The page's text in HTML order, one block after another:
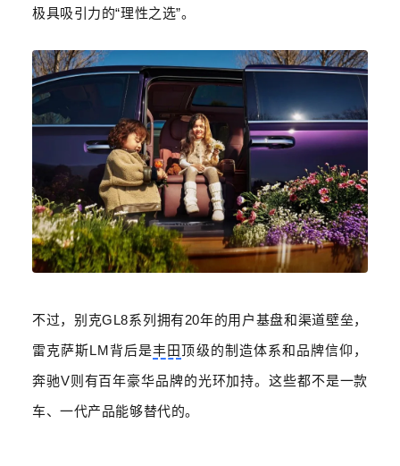
极具吸引力的“理性之选”。
不过，别克GL8系列拥有20年的用户基盘和渠道壁垒，
雷克萨斯LM 背后是丰田 顶级的制造体系和品牌信仰，
奔驰V则有百年豪华品牌的光环加持。这些都不是一款
车、一代产品能够替代的。